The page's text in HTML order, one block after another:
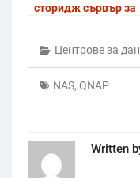
сторидж сървър за
задачиЦентрове за
NAS, QNAP
Written